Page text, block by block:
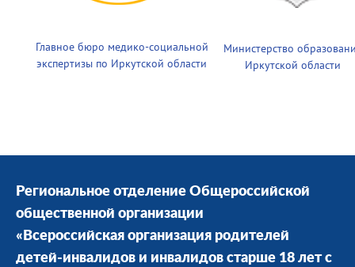
Главное бюро медико-социальной
экспертизы по Иркутской области
Министерство
Иркутской области
Региональное отделение Общероссийской
общественной организации
«Всероссийская организация родителей
детей-инвалидов и инвалидов старше 18 лет с